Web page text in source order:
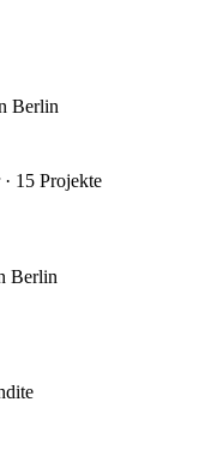
Berlin
· 15 Projekte
Berlin